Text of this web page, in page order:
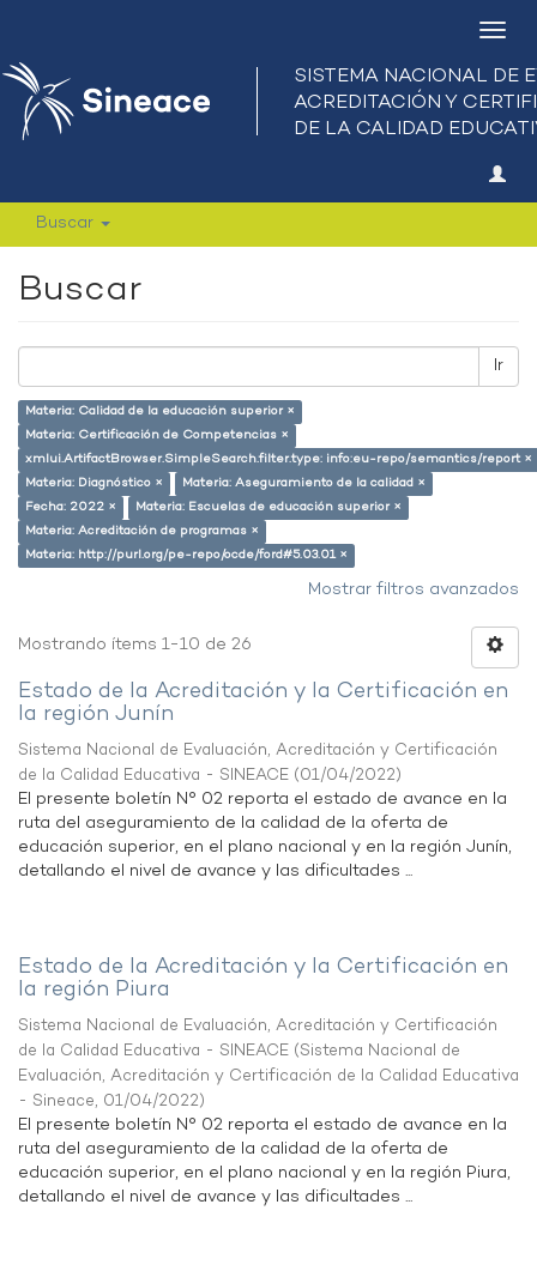
Buscar
Buscar
Ir
Materia: Calidad de la educación superior ×
Materia: Certificación de Competencias ×
xmlui.ArtifactBrowser.SimpleSearch.filter.type: info:eu-repo/semantics/report ×
Materia: Diagnóstico ×
Materia: Aseguramiento de la calidad ×
Fecha: 2022 ×
Materia: Escuelas de educación superior ×
Materia: Acreditación de programas ×
Materia: http://purl.org/pe-repo/ocde/ford#5.03.01 ×
Mostrar filtros avanzados
Mostrando ítems 1-10 de 26
Estado de la Acreditación y la Certificación en
la región Junín
Sistema Nacional de Evaluación, Acreditación y Certificación
de la Calidad Educativa - SINEACE (01/04/2022)
El presente boletín N° 02 reporta el estado de avance en la
ruta del aseguramiento de la calidad de la oferta de
educación superior, en el plano nacional y en la región Junín,
detallando el nivel de avance y las dificultades ...
Estado de la Acreditación y la Certificación en
la región Piura
Sistema Nacional de Evaluación, Acreditación y Certificación
de la Calidad Educativa - SINEACE (Sistema Nacional de
Evaluación, Acreditación y Certificación de la Calidad Educativa
- Sineace, 01/04/2022)
El presente boletín N° 02 reporta el estado de avance en la
ruta del aseguramiento de la calidad de la oferta de
educación superior, en el plano nacional y en la región Piura,
detallando el nivel de avance y las dificultades ...